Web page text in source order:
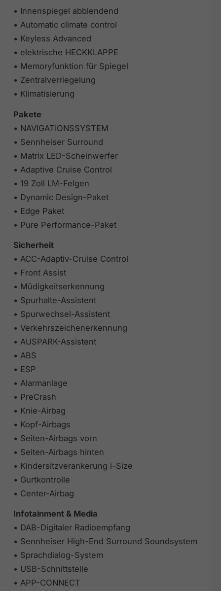
• Innenspiegel abblendend
• Automatic climate control
• Keyless Advanced
• elektrische HECKKLAPPE
• Memoryfunktion für Spiegel
• Zentralverriegelung
• Klimatisierung
Pakete
• NAVIGATIONSSYSTEM
• Sennheiser Surround
• Matrix LED-Scheinwerfer
• Adaptive Cruise Control
• 19 Zoll LM-Felgen
• Dynamic Design-Paket
• Edge Paket
• Pure Performance-Paket
Sicherheit
• ACC-Adaptiv-Cruise Control
• Front Assist
• Müdigkeitserkennung
• Spurhalte-Assistent
• Spurwechsel-Assistent
• Verkehrszeichenerkennung
• AUSPARK-Assistent
• ABS
• ESP
• Alarmanlage
• PreCrash
• Knie-Airbag
• Kopf-Airbags
• Seiten-Airbags vorn
• Seiten-Airbags hinten
• Kindersitzverankerung i-Size
• Gurtkontrolle
• Center-Airbag
Infotainment & Media
• DAB-Digitaler Radioempfang
• Sennheiser High-End Surround Soundsystem
• Sprachdialog-System
• USB-Schnittstelle
• APP-CONNECT